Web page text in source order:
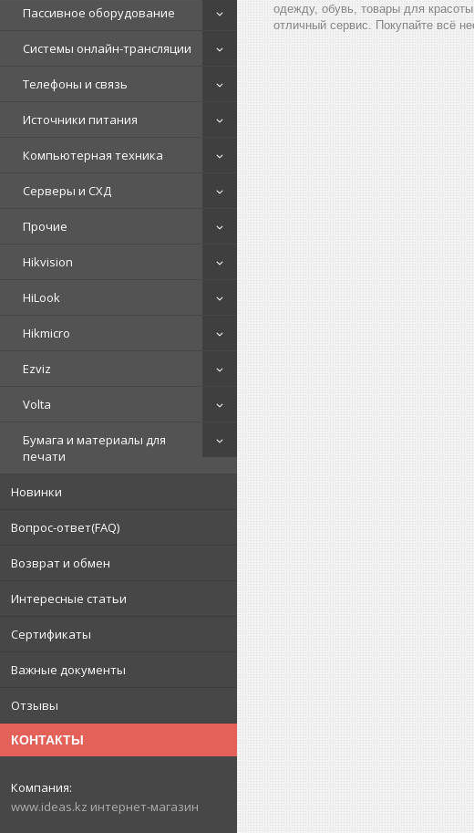
Пассивное оборудование
Системы онлайн-трансляции
Телефоны и связь
Источники питания
Компьютерная техника
Серверы и СХД
Прочие
Hikvision
HiLook
Hikmicro
Ezviz
Volta
Бумага и материалы для
печати
Новинки
Вопрос-ответ(FAQ)
Возврат и обмен
Интересные статьи
Сертификаты
Важные документы
Отзывы
КОНТАКТЫ
www.ideas.kz интернет-магазин
одежду, обувь, товары для
отличный сервис. Покупайте всё